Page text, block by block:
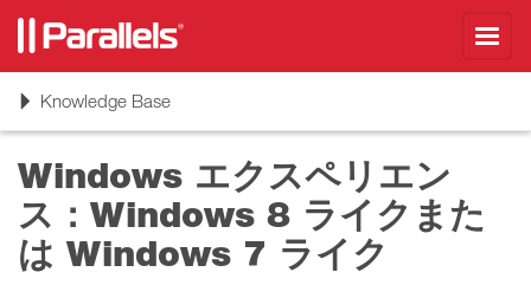
ToggleKnowledge Base
Windows エクスペリエン
ス：Windows 8 ライクまた
は Windows 7 ライク